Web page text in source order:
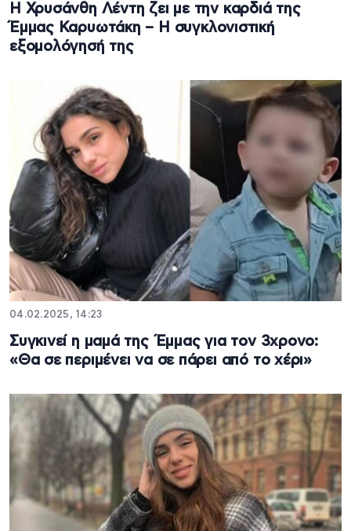
Η Χρυσάνθη Λέντη ζει με την καρδιά της
Έμμας Καρυωτάκη – Η συγκλονιστική
εξομολόγησή της
04.02.2025, 14:23
Συγκινεί η μαμά της Έμμας για τον 3χρονο:
«Θα σε περιμένει να σε πάρει από το χέρι»